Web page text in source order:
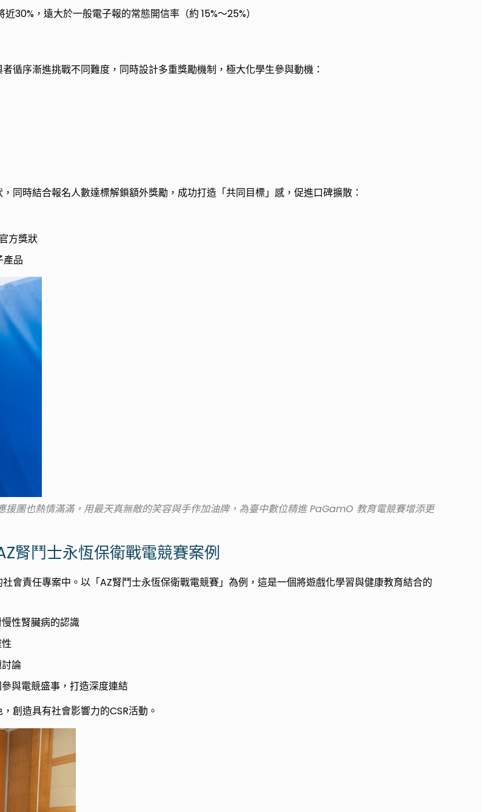
30%，遠大於一般電子報的常態開信率（約 15%～25%）
循序漸進挑戰不同難度，同時設計多重獎勵機制，極大化學生參與動機：
同時結合報名人數達標解鎖額外獎勵，成功打造「共同目標」感，促進口碑擴散：
方獎狀
產品
團也熱情滿滿，用最天真無敵的笑容與手作加油牌，為臺中數位精進 PaGamO 教育電競賽增添更
腎鬥士永恆保衛戰電競賽案例
會責任專案中。以「AZ腎鬥士永恆保衛戰電競賽」為例，這是一個將遊戲化學習與健康教育結合的
性腎臟病的認識
論
與電競盛事，打造深度連結
創造具有社會影響力的CSR活動。